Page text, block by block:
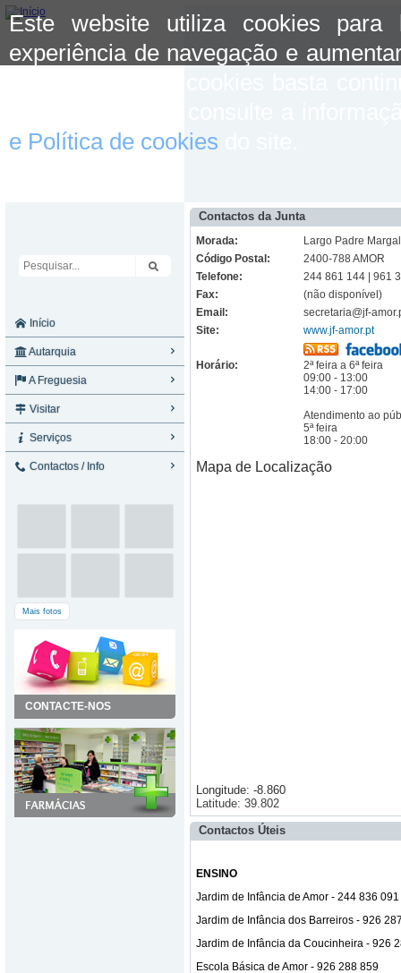
Este website utiliza cookies para
experiência de navegação e
e Política de cookies
Início
Autarquia
A Freguesia
Visitar
Serviços
Contactos / Info
Mais fotos
CONTACTE-NOS
Contactos da Junta
Morada:
Largo Padre
Código Postal:
2400-788 AMOR
Telefone:
244 861 144 | 961
Fax:
(não disponível)
Email:
secretaria@jf-
Site:
www.jf-amor.pt
Horário:
2ª feira a 6ª feira
09:00 - 13:00
14:00 - 17:00
Atendimento ao
5ª feira
18:00 - 20:00
Mapa de Localização
Longitude: -8.860
Latitude: 39.802
Contactos Úteis
ENSINO
Jardim de Infância de Amor - 244 836
Jardim de Infância dos Barreiros - 926
Jardim de Infância da Coucinheira - 926
Escola Básica de Amor - 926 288 859